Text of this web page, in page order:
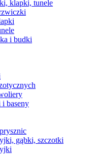
klapki, tunele
i budki
baseny
gąbki, szczotki